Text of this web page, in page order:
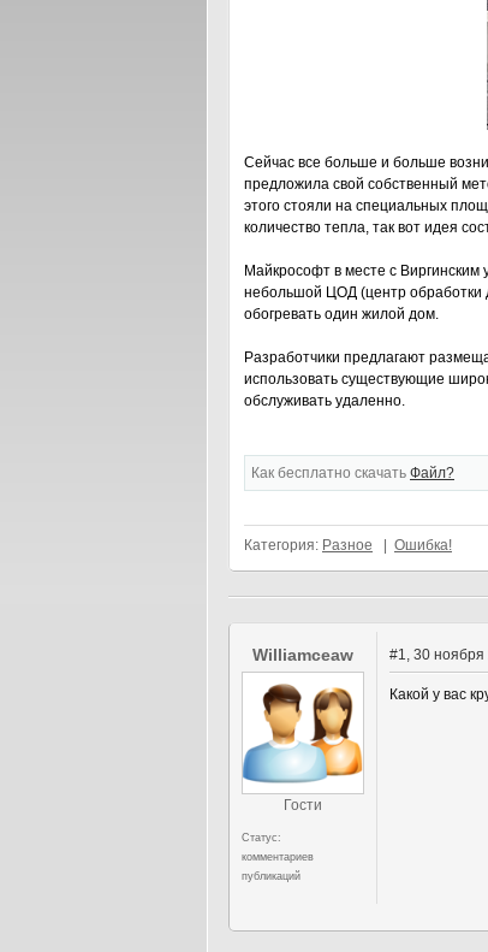
Сейчас все больше и больше
предложила свой собственный
этого стояли на специальных
количество тепла, так вот идея
Майкрософт в месте с Виргинским
небольшой ЦОД (центр обработки
обогревать один жилой дом.
Разработчики предлагают
использовать существующие
обслуживать удаленно.
Как бесплатно скачать Файл?
Категория: Разное Ошибка!
Williamceaw
Гости
Статус:
комментариев
публикаций
#1, 30
Какой у вас